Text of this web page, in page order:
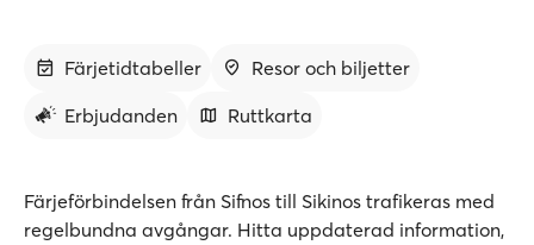
Färjetidtabeller
Resor och biljetter
Erbjudanden
Ruttkarta
Färjeförbindelsen från Sifnos till Sikinos trafikeras med
regelbundna avgångar. Hitta uppdaterad information,